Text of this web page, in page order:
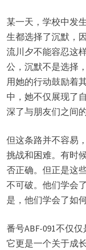
某一天，学校中发
生都选择了沉默，
流川夕不能容忍这
公，沉默不是选择
用她的行动鼓励着
中，她不仅展现了
深了与朋友们之间
但这条路并不容易
挑战和困难。有时
否正确。但正是这
不可破。他们学会
是，他们学会了如
番号ABF-091不仅
它更是一个关于成